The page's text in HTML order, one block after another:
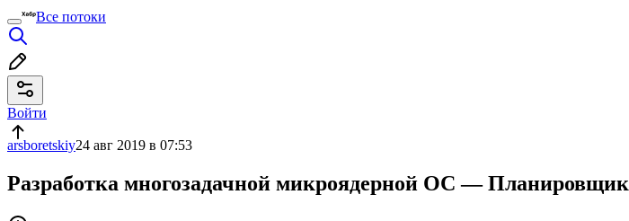
Все потоки
Войти
arsboretskiy24 авг 2019 в 07:53
Разработка многозадачной микроядерной ОС — Планировщик